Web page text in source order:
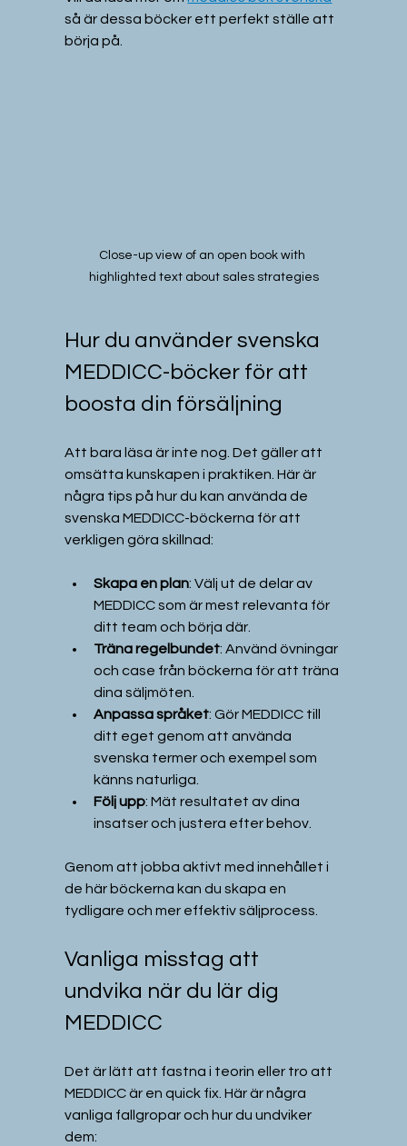
så är dessa böcker ett perfekt ställe att
börja på.
Close-up view of an open book with
highlighted text about sales strategies
Hur du använder svenska
MEDDICC-böcker för att
boosta din försäljning
Att bara läsa är inte nog. Det gäller att
omsätta kunskapen i praktiken. Här är
några tips på hur du kan använda de
svenska MEDDICC-böckerna för att
verkligen göra skillnad:
Skapa en plan: Välj ut de delar av
MEDDICC som är mest relevanta för
ditt team och börja där.
Träna regelbundet: Använd övningar
och case från böckerna för att träna
dina säljmöten.
Anpassa språket: Gör MEDDICC till
ditt eget genom att använda
svenska termer och exempel som
känns naturliga.
Följ upp: Mät resultatet av dina
insatser och justera efter behov.
Genom att jobba aktivt med innehållet i
de här böckerna kan du skapa en
tydligare och mer effektiv säljprocess.
Vanliga misstag att
undvika när du lär dig
MEDDICC
Det är lätt att fastna i teorin eller tro att
MEDDICC är en quick fix. Här är några
vanliga fallgropar och hur du undviker
dem: